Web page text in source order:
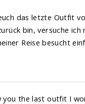
das letzte Outfit
bin, versuche
Reise besucht
you the last outfit I